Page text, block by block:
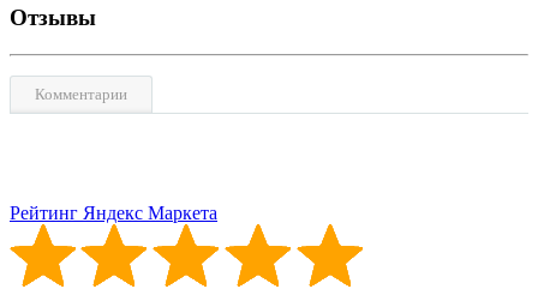
Отзывы
Комментарии
Рейтинг Яндекс Маркета